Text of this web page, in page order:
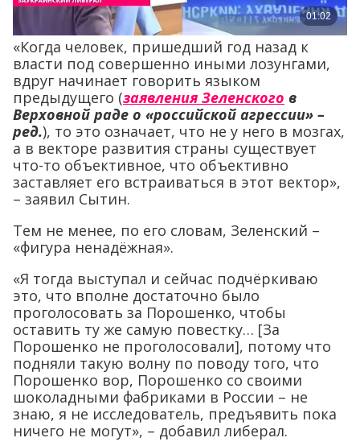
«Когда человек, пришедший год назад к
власти под совершенно иными лозунгами,
вдруг начинает говорить языком
предыдущего (заявления Зеленского в
Верховной раде о «российской агрессии» –
ред.), то это означает, что не у него в мозгах,
а в векторе развития страны существует
что-то объективное, что объективно
заставляет его встраиваться в этот вектор»,
– заявил Сытин.
Тем не менее, по его словам, Зеленский –
«фигура ненадёжная».
«Я тогда выступал и сейчас подчёркиваю
это, что вполне достаточно было
проголосовать за Порошенко, чтобы
оставить ту же самую повестку… [За
Порошенко не проголосовали], потому что
подняли такую волну по поводу того, что
Порошенко вор, Порошенко со своими
шоколадными фабриками в России – не
знаю, я не исследователь, предъявить пока
ничего не могут», – добавил либерал.